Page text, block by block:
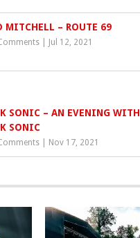
MITCHELL – ROUTE 69
Jul 12, 2021
SONIC – AN EVENING WITH
SONIC
Nov 17, 2021